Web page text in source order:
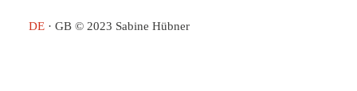
DE · GB © 2023 Sabine Hübner